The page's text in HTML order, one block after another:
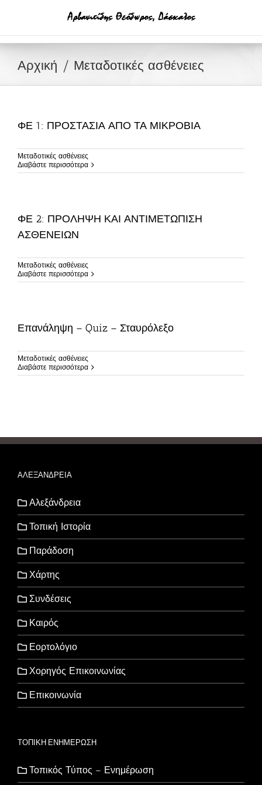
Αρχική Μεταδοτικές ασθένειες
ΦΕ 1: ΠΡΟΣΤΑΣΙΑ ΑΠΟ ΤΑ ΜΙΚΡΟΒΙΑ
Μεταδοτικές ασθένειες
Διαβάστε περισσότερα
ΦΕ 2: ΠΡΟΛΗΨΗ ΚΑΙ ΑΝΤΙΜΕΤΩΠΙΣΗ
ΑΣΘΕΝΕΙΩΝ
Μεταδοτικές ασθένειες
Διαβάστε περισσότερα
Επανάληψη – Quiz – Σταυρόλεξο
Μεταδοτικές ασθένειες
Διαβάστε περισσότερα
ΑΛΕΞΑΝΔΡΕΙΑ
Αλεξάνδρεια
Τοπική Ιστορία
Παράδοση
Χάρτης
Συνδέσεις
Καιρός
Εορτολόγιο
Χορηγός Επικοινωνίας
Επικοινωνία
ΤΟΠΙΚΗ ΕΝΗΜΕΡΩΣΗ
Τοπικός Τύπος – Ενημέρωση